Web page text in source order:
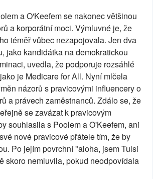
a O'Keefem se nakonec většinou
a korporátní moci. Výmluvné je, že
téměř vůbec nezapojovala. Jen dva
jako kandidátka na demokratickou
uvedla, že podporuje rozsáhlé
je Medicare for All. Nyní mlčela
názorů s pravicovými influencery o
a právech zaměstnanců. Zdálo se, že
se zavázat k pravicovým
souhlasila s Poolem a O'Keefem, ani
nové pravicové přátele tím, že by
Po jejím povrchní "aloha, jsem Tulsi
skoro nemluvila, pokud neodpovídala